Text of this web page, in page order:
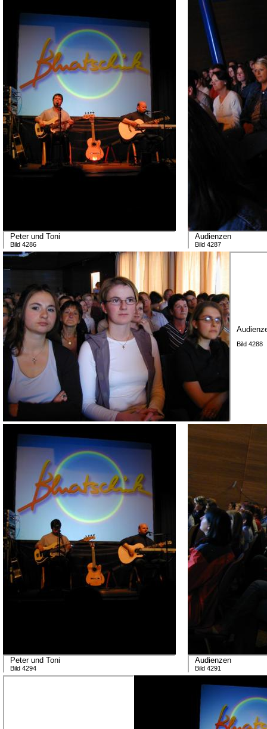
Peter und Toni
Bild 4286
Audienzen
Bild 4287
Bild 4288
Peter und Toni
Bild 4294
Audienzen
Bild 4291